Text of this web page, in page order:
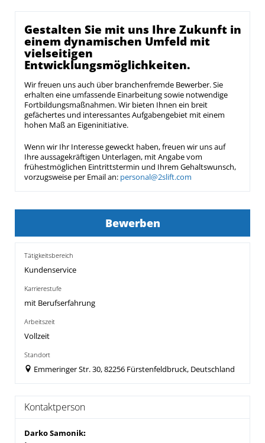
Gestalten Sie mit uns Ihre Zukunft in
einem dynamischen Umfeld mit
vielseitigen
Entwicklungsmöglichkeiten.
Wir freuen uns auch über branchenfremde Bewerber. Sie
erhalten eine umfassende Einarbeitung sowie notwendige
Fortbildungsmaßnahmen. Wir bieten Ihnen ein breit
gefächertes und interessantes Aufgabengebiet mit einem
hohen Maß an Eigeninitiative.
Wenn wir Ihr Interesse geweckt haben, freuen wir uns auf
Ihre aussagekräftigen Unterlagen, mit Angabe vom
frühestmöglichen Eintrittstermin und Ihrem Gehaltswunsch,
vorzugsweise per Email an: personal@2slift.com
Bewerben
Tätigkeitsbereich
Kundenservice
Karrierestufe
mit Berufserfahrung
Arbeitszeit
Vollzeit
Standort
Emmeringer Str. 30, 82256 Fürstenfeldbruck, Deutschland
Kontaktperson
Darko Samonik: